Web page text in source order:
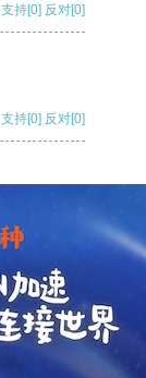
支持[0] 反对[0]
支持[0] 反对[0]
支持
支持[0] 反对[0]